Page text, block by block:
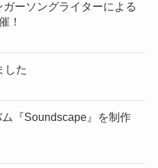
ガーソングライターによる
！
した
『Soundscape』を制作